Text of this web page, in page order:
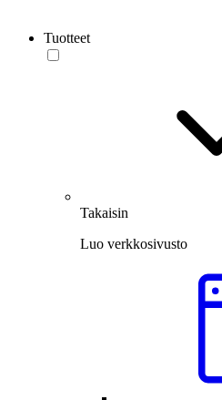
Tuotteet
Takaisin
Luo verkkosivusto